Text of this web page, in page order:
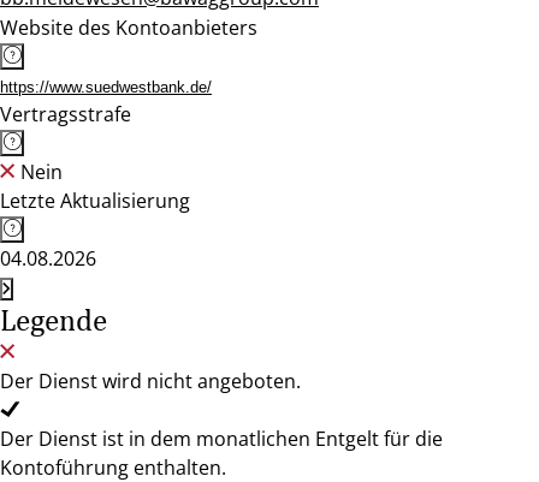
Website des Kontoanbieters
https://www.suedwestbank.de/
Vertragsstrafe
Nein
Letzte Aktualisierung
04.08.2026
Legende
Der Dienst wird nicht angeboten.
Der Dienst ist in dem monatlichen Entgelt für die
Kontoführung enthalten.